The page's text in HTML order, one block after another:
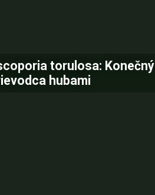
torulosa: Konečný
hubami